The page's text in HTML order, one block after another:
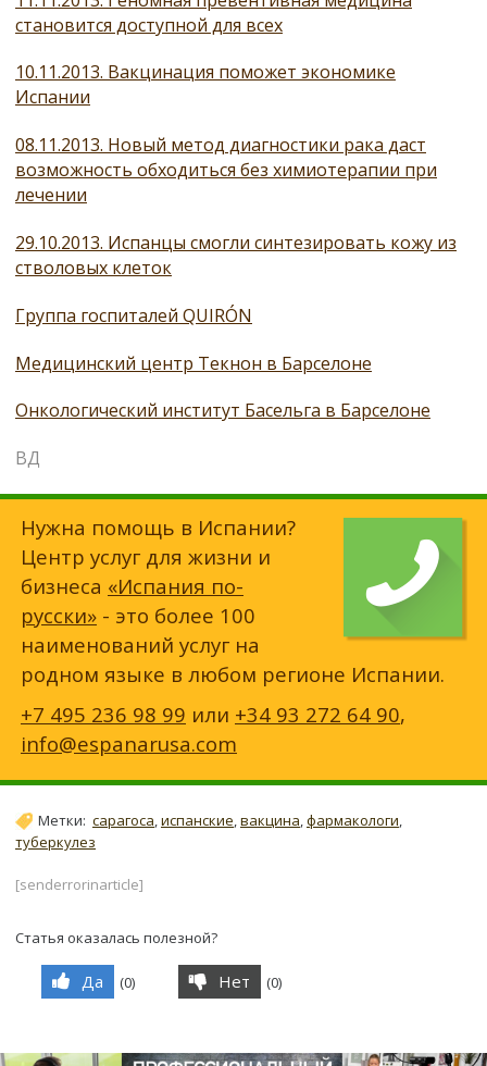
становится доступной для всех
10.11.2013. Вакцинация поможет экономике
Испании
08.11.2013. Новый метод диагностики рака даст
возможность обходиться без химиотерапии при
лечении
29.10.2013. Испанцы смогли синтезировать кожу из
стволовых клеток
Группа госпиталей QUIRÓN
Медицинский центр Текнон в Барселоне
Онкологический институт Басельга в Барселоне
ВД
Нужна помощь в Испании?
Центр услуг для жизни и
бизнеса «Испания по-
русски» - это более 100
наименований услуг на
родном языке в любом регионе Испании.
+7 495 236 98 99 или +34 93 272 64 90,
info@espanarusa.com
Метки: сарагоса,испанские,вакцина,фармакологи,
туберкулез
[senderrorinarticle]
Статья оказалась полезной?
Да (0) Нет (0)